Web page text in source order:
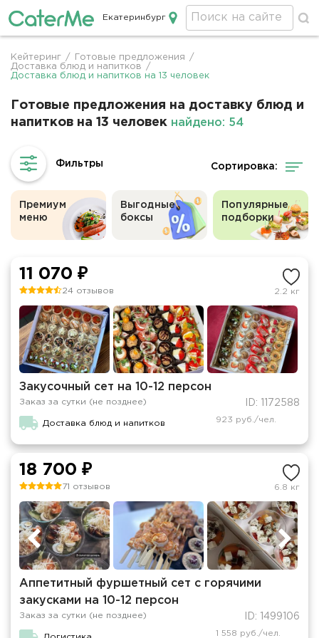
Кейтеринг в Екатеринбурге
Екатеринбург
Строка
навигации
Кейтеринг / Готовые предложения
/
Доставка блюд и напитков
/
Доставка блюд и напитков на 13 человек
Готовые предложения на доставку блюд и
напитков на 13 человек найдено: 54
Сортировка:
Премиум
меню
Выгодные
боксы
Популярные
подборки
11 070 ₽
24 отзывов 2.2 кг
Закусочный сет на 10-12 персон
Заказ за сутки (не позднее) ID: 1172588
Доставка блюд и напитков 923 руб./чел.
18 700 ₽
71 отзывов 6.8 кг
Аппетитный фуршетный сет с горячими
закусками на 10-12 персон
Заказ за сутки (не позднее) ID: 1499106
1 558 руб./чел.